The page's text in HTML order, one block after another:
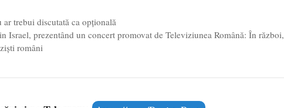
trebui discutată ca opţională
prezentând un concert promovat de Televiziunea Română: În război,
români